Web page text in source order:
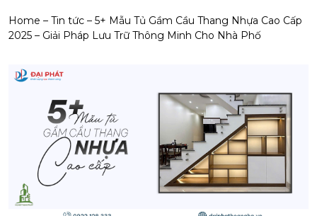
Home – Tin tức – 5+ Mẫu Tủ Gầm Cầu Thang Nhựa Cao Cấp
2025 – Giải Pháp Lưu Trữ Thông Minh Cho Nhà Phố